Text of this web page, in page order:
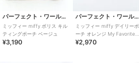
パーフェクト・ワールド・トーキョー
ミッフィー miffy ボリス キル
ティングポーチ ベージュ
¥3,190
パーフェクト・ワールド・トーキョー
ミッフィー miffy デイリーポ
ーチ オレンジ My Favorite
Dress パスケース
¥2,970